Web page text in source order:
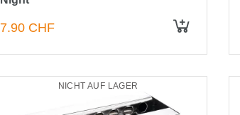
7.90 CHF
NICHT AUF LAGER